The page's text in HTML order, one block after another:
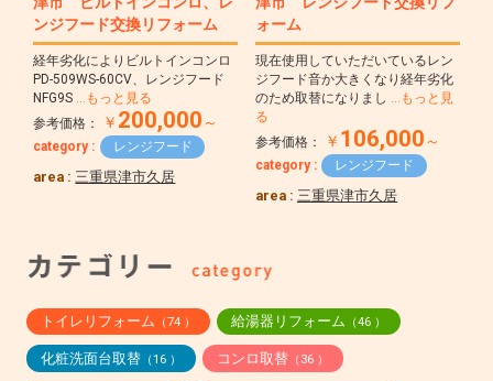
ンジフード交換リフォーム
経年劣化によりビルトインコンロ
PD-509WS-60CV、レンジフード
NFG9S …もっと見る
参考価格：
￥ 200,000 ～
category : レンジフード
area : 三重県津市久居
ォーム
現在使用していただいているレン
ジフード音か大きくなり経年劣化
のため取替になりまし …もっと見
る
参考価格：
￥ 106,000 ～
category : レンジフード
area : 三重県津市久居
トイレリフォーム （74 ） 給湯器リフォーム （46 ）
化粧洗面台取替（16 ） コンロ取替 （36 ）